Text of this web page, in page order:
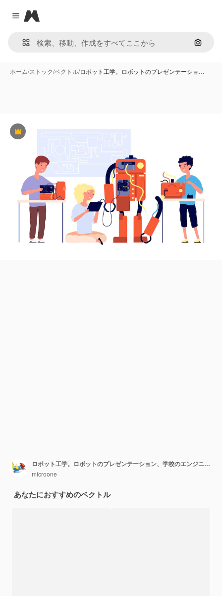
Close menu
Magnific
画像で
ホーム/ストック/ベクトル/ロボット工学。ロボットのプレゼンテーショ…
Premium
ロボット工学。ロボットのプレゼンテーション、学校のエンジニアリング技術。
microone
あなたにおすすめのベクトル